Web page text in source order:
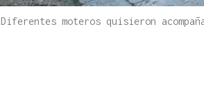
Diferentes moteros quisieron